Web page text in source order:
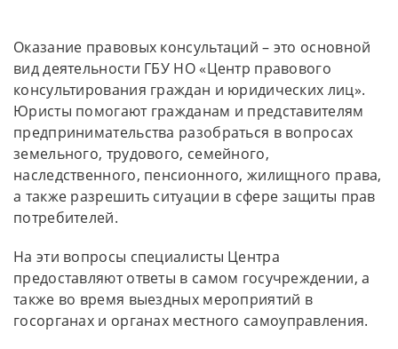
Оказание правовых консультаций – это основной
вид деятельности ГБУ НО «Центр правового
консультирования граждан и юридических лиц».
Юристы помогают гражданам и представителям
предпринимательства разобраться в вопросах
земельного, трудового, семейного,
наследственного, пенсионного, жилищного права,
а также разрешить ситуации в сфере защиты прав
потребителей.
На эти вопросы специалисты Центра
предоставляют ответы в самом госучреждении, а
также во время выездных мероприятий в
госорганах и органах местного самоуправления.